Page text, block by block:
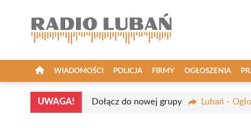
WIADOMOŚCI POLICJA FIRMY OGŁOSZENIA
UWAGA! Dołącz do nowej grupy Lubań -